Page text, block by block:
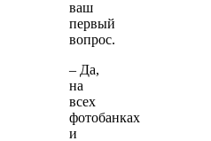
ваш
первый
вопрос.
– Да,
на
всех
фотобанках
и